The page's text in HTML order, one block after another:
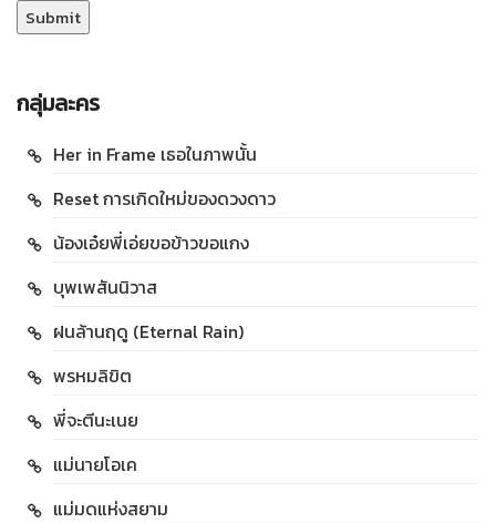
กลุ่มละคร
Her in Frame เธอในภาพนั้น
Reset การเกิดใหม่ของดวงดาว
น้องเอ๋ยพี่เอ่ยขอข้าวขอแกง
บุพเพสันนิวาส
ฝนล้านฤดู (Eternal Rain)
พรหมลิขิต
พี่จะตีนะเนย
แม่นายโอเค
แม่มดแห่งสยาม